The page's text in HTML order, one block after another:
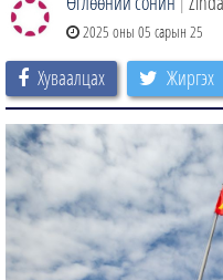
|
2025 оны 05 сарын 25
Хуваалцах Жиргэх